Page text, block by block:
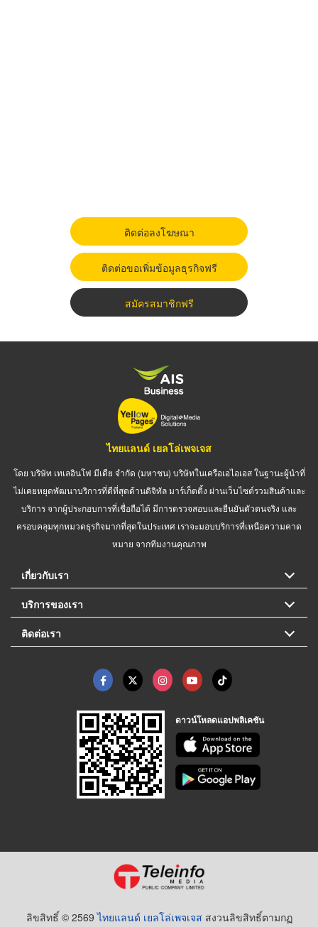
ติดต่อลงโฆษณา
ติดต่อขอเพิ่มข้อมูลธุรกิจฟรี
สมัครสมาชิกฟรี
ไทยแลนด์ เยลโล่เพจเจส
โดย บริษัท เทเลอินโฟ มีเดีย จำกัด (มหาชน) บริษัทในเครือเอไอเอส ในฐานะผู้นำที่
ไม่เคยหยุดพัฒนาบริการที่ดีที่สุดด้านดิจิทัล มาร์เก็ตติ้ง ผ่านเว็บไซต์รวมสินค้าและ
บริการ จากผู้ประกอบการที่เชื่อถือได้ มีการตรวจสอบและยืนยันตัวตนจริง และ
ครอบคลุมทุกหมวดธุรกิจมากที่สุดในประเทศ เราจะมอบบริการที่เหนือความคาด
หมาย จากทีมงานคุณภาพ
เกี่ยวกับเรา
บริการของเรา
ติดต่อเรา
ดาวน์โหลดแอปพลิเคชัน
ลิขสิทธิ์ © 2569ไทยแลนด์ เยลโล่เพจเจส สงวนลิขสิทธิ์ตามกฏ